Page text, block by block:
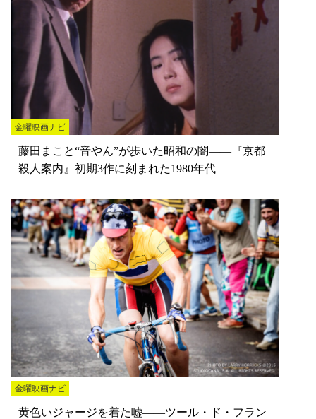
金曜映画ナビ
藤田まこと“音やん”が歩いた昭和の闇――『京都
殺人案内』初期3作に刻まれた1980年代
金曜映画ナビ
黄色いジャージを着た嘘――ツール・ド・フラン